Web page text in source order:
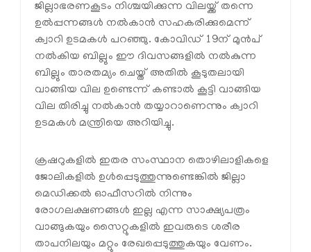
ജില്ലാഭരണകൂടം നിശ്ചയിക്കുന്ന വിലയ്ക്ക് തന്നെ
ഉല്‍പ്പന്നങ്ങള്‍ നല്‍കാന്‍ സഹകരിക്കുമെന്ന്
ക്വാറി ഉടമകള്‍ പറഞ്ഞു. കോവിഡ് 19ന് മുന്‍പ്
നല്‍കിയ ബില്ലും ഈ ദിവസങ്ങളില്‍ നല്‍കുന്ന
ബില്ലും താരതമ്യം ചെയ്ത് അതില്‍ കൂടുതലായി
വാങ്ങിയ വില ഉണ്ടെന്ന് കണ്ടാല്‍ കൂട്ടി വാങ്ങിയ
വില തിരിച്ചു നല്‍കാന്‍ തയ്യാറാണെന്നും ക്വാറി
ഉടമകള്‍ മന്ത്രിയെ അറിയിച്ചു.
ക്രഷറുകളില്‍ ഇതര സംസ്ഥാന തൊഴിലാളികളെ
ജോലികളില്‍ ഉള്‍പ്പെടുത്തുന്നുണ്ടെങ്കില്‍ ജില്ലാ
മെഡിക്കല്‍ ഓഫീസറില്‍ നിന്നും
രോഗലക്ഷണങ്ങള്‍ ഇല്ല എന്ന സാക്ഷ്യപത്രം
വാങ്ങുകയും സൈറ്റുകളില്‍ ഇവരുടെ ശരീര
താപനിലയും മറ്റും രേഖപ്പെടുത്തുകയും വേണം.